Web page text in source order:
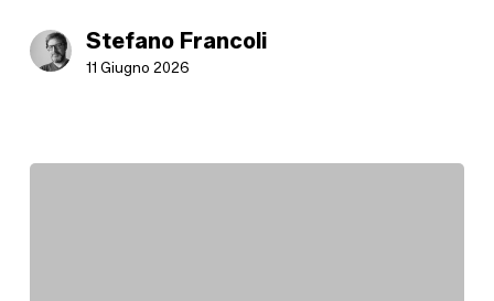
Stefano Francoli
11 Giugno 2026